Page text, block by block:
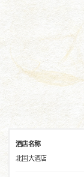
酒店名称
北国大酒店